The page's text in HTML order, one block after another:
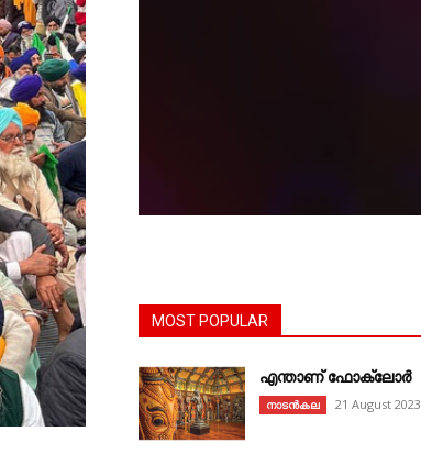
MOST POPULAR
എന്താണ്‌ ഫോക്‌ലോർ
നാടൻകല 21 August 2023